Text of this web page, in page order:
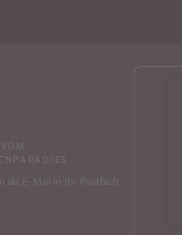
als E-Mail in Ihr Postfach